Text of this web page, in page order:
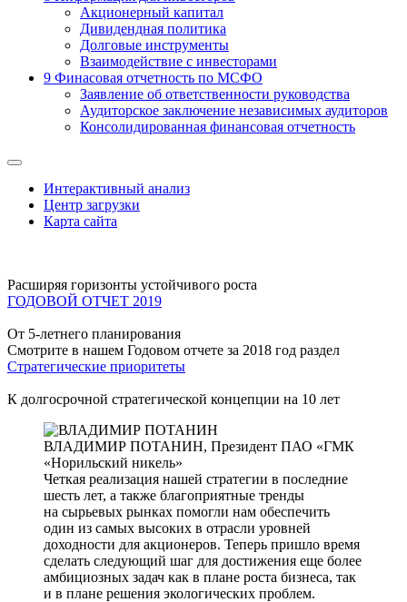
Акционерный капитал
Дивидендная политика
Долговые инструменты
Взаимодействие с инвеcторами
9 Финасовая отчетность по МСФО
Заявление об ответственности руководства
Аудиторское заключение независимых аудиторов
Консолидированная финансовая отчетность
Интерактивный анализ
Центр загрузки
Карта сайта
Расширяя горизонты устойчивого роста
ГОДОВОЙ ОТЧЕТ 2019
От 5-летнего планирования
Смотрите в нашем Годовом отчете за 2018 год раздел
Стратегические приоритеты
К долгосрочной стратегической концепции на 10 лет
ВЛАДИМИР ПОТАНИН, Президент ПАО «ГМК
«Норильский никель»
Четкая реализация нашей стратегии в последние
шесть лет, а также благоприятные тренды
на сырьевых рынках помогли нам обеспечить
один из самых высоких в отрасли уровней
доходности для акционеров. Теперь пришло время
сделать следующий шаг для достижения еще более
амбициозных задач как в плане роста бизнеса, так
и в плане решения экологических проблем.